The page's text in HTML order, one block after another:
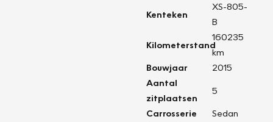
Kenteken
XS-805-
B
Kilometerstand
160235
km
Bouwjaar
2015
Aantal
zitplaatsen
5
Carrosserie
Sedan